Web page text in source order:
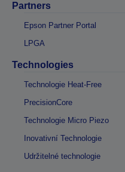
Partners
Epson Partner Portal
LPGA
Technologies
Technologie Heat-Free
PrecisionCore
Technologie Micro Piezo
Inovativní Technologie
Udržitelné technologie